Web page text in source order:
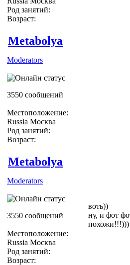
Род занятий:
Возраст:
Metabolya
Moderators
3550 сообщений
Местоположение:
Russia Москва
Род занятий:
Возраст:
Metabolya
Moderators
3550 сообщений
Местоположение:
Russia Москва
Род занятий:
Возраст:
воть))
ну, и фот
похожи!!!)))